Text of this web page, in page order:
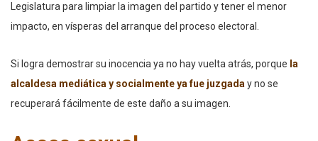
Legislatura para limpiar la imagen del partido y tener el menor
impacto, en vísperas del arranque del proceso electoral.
Si logra demostrar su inocencia ya no hay vuelta atrás, porque la
alcaldesa mediática y socialmente ya fue juzgada y no se
recuperará fácilmente de este daño a su imagen.